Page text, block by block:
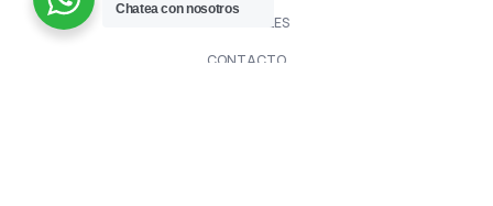
SUCURSALES
CONTACTO
Chatea con nosotros